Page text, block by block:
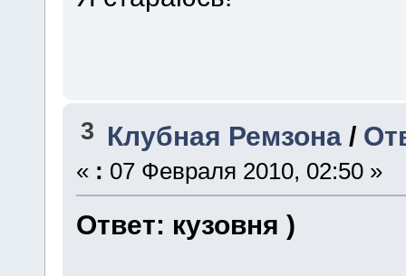
3 Клубная Ремзона /
« : 07 Февраля 2010, 02:50 »
Ответ: кузовня )